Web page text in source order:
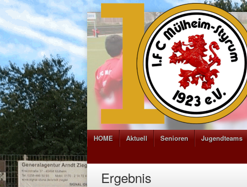
HOME Aktuell Senioren Jugendteams
Ergebnis